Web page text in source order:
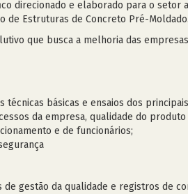
direcionado e elaborado para o setor
de Estruturas de Concreto Pré-Moldado.
que busca a melhoria das
técnicas básicas e ensaios dos
da empresa, qualidade do produto
e de funcionários;
de gestão da qualidade e registros de